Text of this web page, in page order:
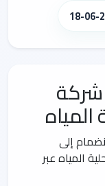
المياه
إلى
المياه عبر